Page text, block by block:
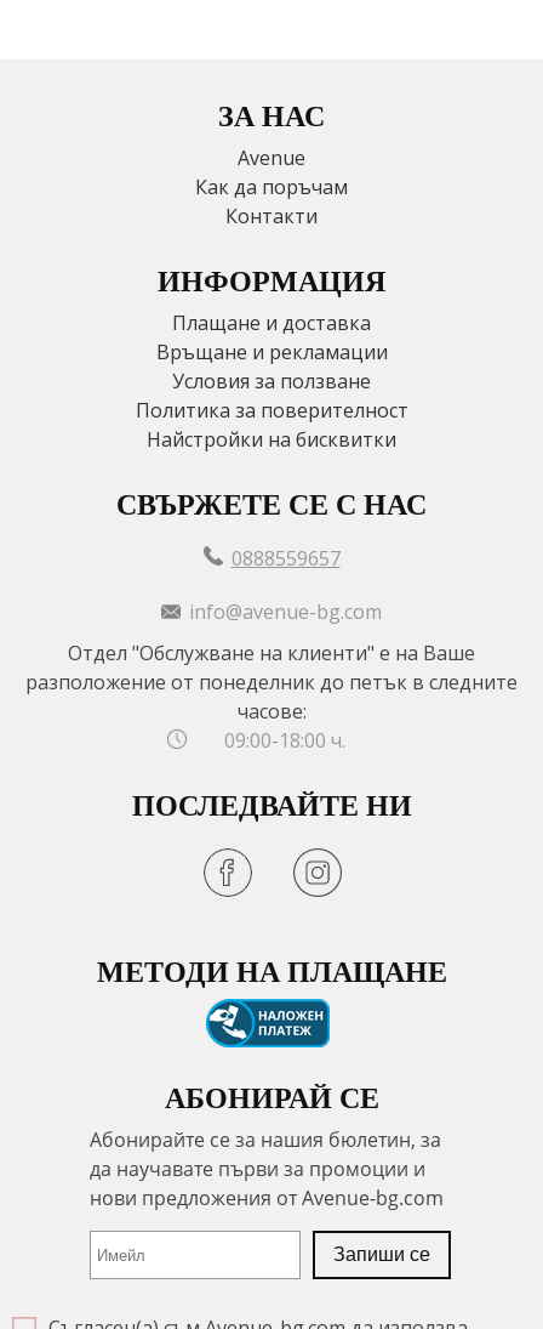
ЗА НАС
Avenue
Как да поръчам
Контакти
ИНФОРМАЦИЯ
Плащане и доставка
Връщане и рекламации
Условия за ползване
Политика за поверителност
Найстройки на бисквитки
СВЪРЖЕТЕ СЕ С НАС
0888559657
info@avenue-bg.com
Отдел "Обслужване на клиенти" е на Ваше
разположение от понеделник до петък в следните
часове:
09:00-18:00 ч.
ПОСЛЕДВАЙТЕ НИ
МЕТОДИ НА ПЛАЩАНЕ
АБОНИРАЙ СЕ